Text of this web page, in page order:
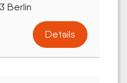
Berlin
Details